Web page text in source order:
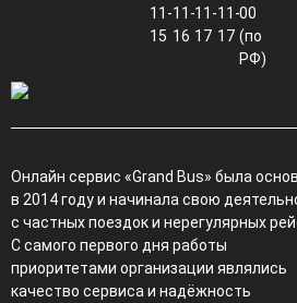
11-
15
11-
16
11-
17
11-
17
00
(по
РФ)
Онлайн сервис «Grand Bus» была
в 2014 году и начинала свою
с частных поездок и нерегулярных
С самого первого дня работы
приоритетами организации являлись
качество сервиса и надёжность